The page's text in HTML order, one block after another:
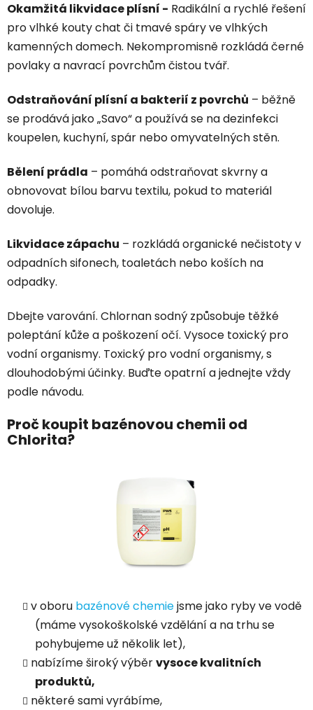
Okamžitá likvidace plísní - Radikální a rychlé řešení
pro vlhké kouty chat či tmavé spáry ve vlhkých
kamenných domech. Nekompromisně rozkládá černé
povlaky a navrací povrchům čistou tvář.
Odstraňování plísní a bakterií z povrchů – běžně
se prodává jako „Savo“ a používá se na dezinfekci
koupelen, kuchyní, spár nebo omyvatelných stěn.
Bělení prádla – pomáhá odstraňovat skvrny a
obnovovat bílou barvu textilu, pokud to materiál
dovoluje.
Likvidace zápachu – rozkládá organické nečistoty v
odpadních sifonech, toaletách nebo koších na
odpadky.
Dbejte varování. Chlornan sodný způsobuje těžké
poleptání kůže a poškození očí. Vysoce toxický pro
vodní organismy. Toxický pro vodní organismy, s
dlouhodobými účinky. Buďte opatrní a jednejte vždy
podle návodu.
Proč koupit bazénovou chemii od
Chlorita?
v oboru bazénové chemiejsme jako ryby ve vodě
(máme vysokoškolské vzdělání a na trhu se
pohybujeme už několik let),
nabízíme široký výběrvysoce kvalitních
produktů,
některé sami vyrábíme,